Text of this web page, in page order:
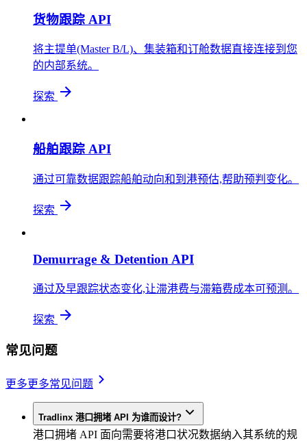
货物跟踪 API
将主提单(Master B/L)、集装箱和订舱数据直接连接到您
的内部系统。
探索
船舶跟踪 API
通过可靠数据跟踪船舶动向和到港预估,帮助预判变化。
探索
Demurrage & Detention API
通过及早跟踪状态变化,让滞港费与滞箱费成本可预测。
探索
常见问题
更多更多常见问题
Tradlinx 港口拥堵 API 为谁而设计?
港口拥堵 API 面向需要将港口状况数据纳入其系统的规